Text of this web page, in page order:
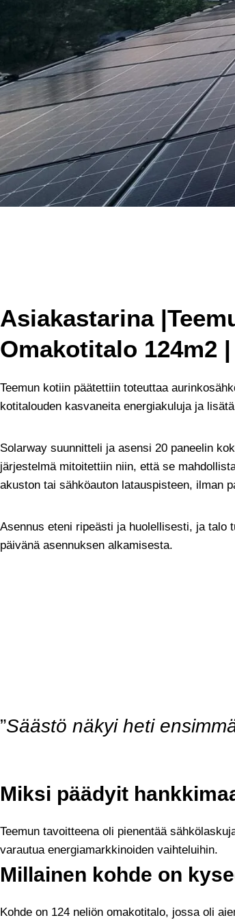
Asiakastarina
Omakotitalo 124m2
Teemun kotiin päätettiin toteuttaa
kotitalouden kasvaneita energiakuluja ja
Solarway suunnitteli ja asensi 20 paneelin
järjestelmä mitoitettiin niin, että se
akuston tai sähköauton latauspisteen, ilman
Asennus eteni ripeästi ja huolellisesti, ja talo
päivänä asennuksen alkamisesta.
”Säästö näkyi heti
Miksi päädyit
Teemun tavoitteena oli pienentää
varautua energiamarkkinoiden vaihteluihin.
Millainen kohde on
Kohde on 124 neliön omakotitalo, jossa oli